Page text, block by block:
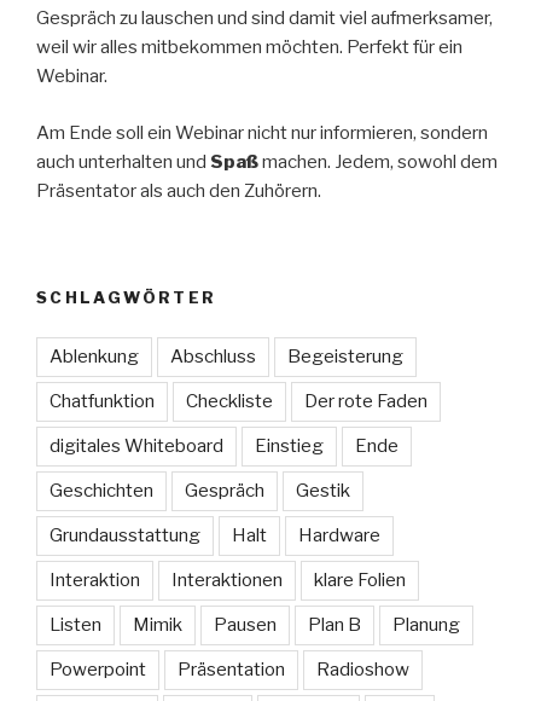
Gespräch zu lauschen und sind damit viel aufmerksamer,
weil wir alles mitbekommen möchten. Perfekt für ein
Webinar.
Am Ende soll ein Webinar nicht nur informieren, sondern
auch unterhalten und Spaßmachen. Jedem, sowohl dem
Präsentator als auch den Zuhörern.
SCHLAGWÖRTER
Ablenkung Abschluss Begeisterung
Chatfunktion Checkliste Der rote Faden
digitales Whiteboard Einstieg Ende
Geschichten Gespräch Gestik
Grundausstattung Halt Hardware
Interaktion Interaktionen klare Folien
Listen Mimik Pausen Plan B Planung
Powerpoint Präsentation Radioshow